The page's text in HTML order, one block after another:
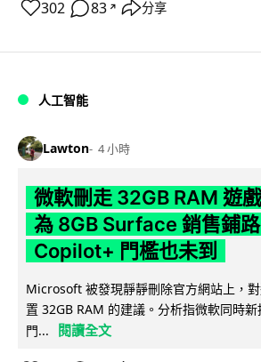
302 83 ↗ 分享
人工智能
Lawton 4 小時
微軟刪走 32GB RAM 遊
為 8GB Surface 銷售鋪
Copilot+ 門檻也未到
Microsoft 被發現靜靜刪除官方網站上，
置 32GB RAM 的建議。分析指微軟同時新
門...
閱讀全文